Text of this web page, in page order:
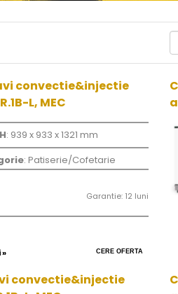
convectie&injectie
L, MEC
: 939 x 933 x 1321 mm
: Patiserie/Cofetarie
Garantie: 12 luni
CERE OFERTA
convectie&injectie